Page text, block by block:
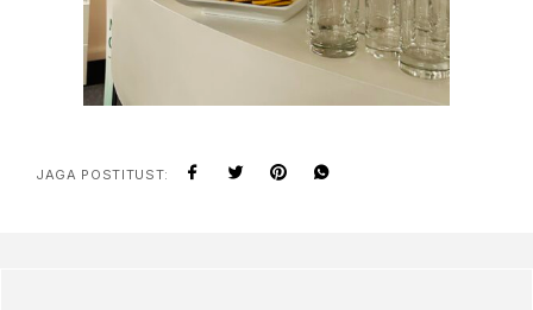
JAGA POSTITUST: